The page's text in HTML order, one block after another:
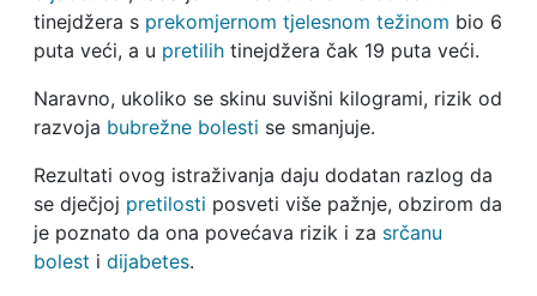
tinejdžera s prekomjernom tjelesnom težinom bio 6
puta veći, a u pretilihtinejdžera čak 19 puta veći.
Naravno, ukoliko se skinu suvišni kilogrami, rizik od
razvoja bubrežne bolesti se smanjuje.
Rezultati ovog istraživanja daju dodatan razlog da
se dječjoj pretilosti posveti više pažnje, obzirom da
je poznato da ona povećava rizik i za srčanu
bolest i dijabetes.